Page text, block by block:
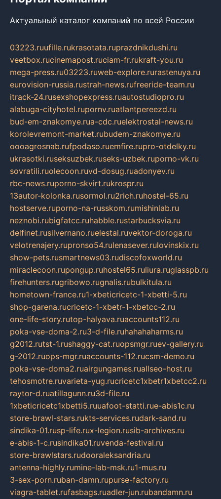
Актуальный каталог компаний по всей России
03223.ruufille.rukrasotata.ruprazdnikdushi.ru
veetbox.rucinemapost.ruciam-fr.rukraft-you.ru
mega-press.ru03223.ruweb-explore.rurastenuya.ru
eurovision-russia.rustrah-news.rufreeride-team.ru
itrack-24.rusexshopexpress.ruautostudiopro.ru
alabuga-cityhotel.rupornv.ruatlantpereezd.ru
bud-em-znakomye.rua-cdc.ruelektrostal-news.ru
korolevremont-market.rubudem-znakomye.ru
oooagrosnab.rufpodaso.ruemfire.rupro-otdelky.ru
ukrasotki.ruseksuzbek.ruseks-uzbek.ruporno-vk.ru
sovratili.ruolecoon.ruvd-dosug.ruadonyev.ru
rbc-news.ruporno-skvirt.rukrospr.ru
13autor-kolonka.rusormol.ru2rich.ruhostel-65.ru
hostserve.ruporno-na-russkom.rumishinlab.ru
neznobi.rubigfatcc.ruhabble.rustarbucksvia.ru
delfinet.rusilvernano.ruelestal.ruvektor-doroga.ru
velotrenajery.rupronso54.rulenasever.rulovinskix.ru
show-pets.rusmartnews03.rudiscofoxworld.ru
miraclecoon.rupongup.ruhostel65.ruliura.ruglasspb.ru
firehunters.rugribowo.rugnalis.rubulkitula.ru
hometown-france.ru1-xbeticricetc-1-xbetti-5.ru
shop-garena.rucricetc-1-xbetr-1-xbetcc-2.ru
one-life-story.rutop-halyava.ruaccounts112.ru
poka-vse-doma-2.ru3-d-file.ruhahahaharms.ru
g2012.rutst-1.rushaggy-cat.ruopsmgr.ruev-gallery.ru
g-2012.ruops-mgr.ruaccounts-112.rucsm-demo.ru
poka-vse-doma2.ruairgungames.ruallseo-host.ru
tehosmotre.ruvarieta-yug.rucricetc1xbetr1xbetcc2.ru
raytor-d.ruatillagunn.ru3d-file.ru
1xbeticricetc1xbetti5.ruuafoot-statti.rue-abis1c.ru
store-brawl-stars.rukts-services.rudark-sand.ru
sindika-01.rusp-life.rux-legion.rusib-archives.ru
e-abis-1-c.rusindika01.ruvenda-festival.ru
store-brawlstars.rudooraleksandria.ru
antenna-highly.rumine-lab-msk.ru1-mus.ru
3-sex-porn.ruban-damn.rupurse-factory.ru
viagra-tablet.rufasbags.ruadler-jun.rubandamn.ru